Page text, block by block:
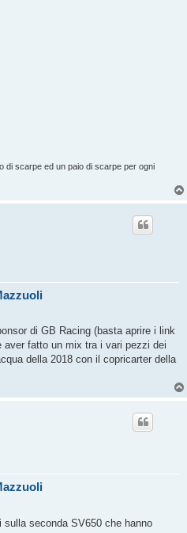
di scarpe ed un paio di scarpe per ogni
di GB Racing (basta aprire i link
aver fatto un mix tra i vari pezzi dei
della 2018 con il copricarter della
sulla seconda SV650 che hanno